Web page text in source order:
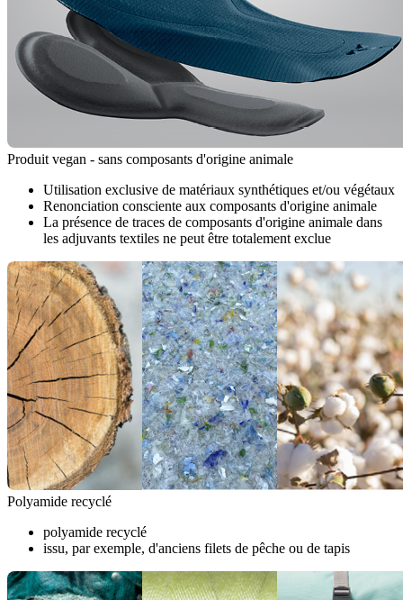
Produit vegan - sans composants d'origine animale
Utilisation exclusive de matériaux synthétiques et/ou végétaux
Renonciation consciente aux composants d'origine animale
La présence de traces de composants d'origine animale dans
les adjuvants textiles ne peut être totalement exclue
Polyamide recyclé
polyamide recyclé
issu, par exemple, d'anciens filets de pêche ou de tapis